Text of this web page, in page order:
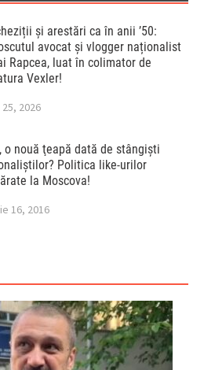
și arestări ca în anii ’50:
avocat și vlogger naționalist
Rapcea, luat în colimator de
Vexler!
2026
o nouă ţeapă dată de stângişti
Politica like-urilor
la Moscova!
16, 2016